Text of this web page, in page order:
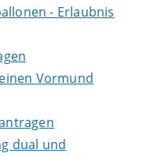
- Erlaubnis
Vormund
dual und